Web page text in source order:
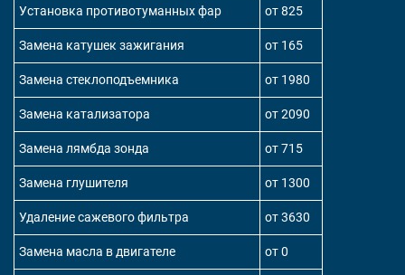
Установка противотуманных фар от 825
Замена катушек зажигания от 165
Замена стеклоподъемника от 1980
Замена катализатора от 2090
Замена лямбда зонда от 715
Замена глушителя от 1300
Удаление сажевого фильтра от 3630
Замена масла в двигателе от 0